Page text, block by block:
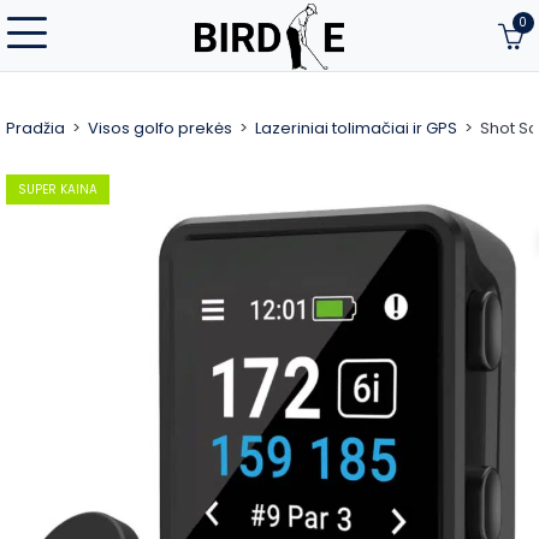
0
Pradžia Visos golfo prekės Lazeriniai tolimačiai ir GPS Shot
SUPER KAINA